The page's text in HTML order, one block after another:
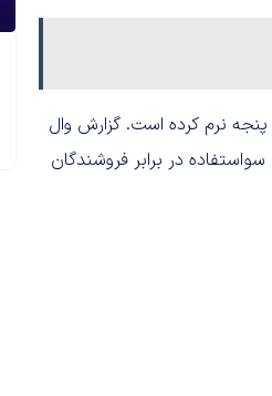
نرم کرده است. گزارش وال
برای سواستفاده در برابر فروشندگان